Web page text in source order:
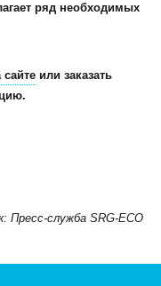
ряд необходимых
сайте или заказать
Пресс-служба SRG-ECO